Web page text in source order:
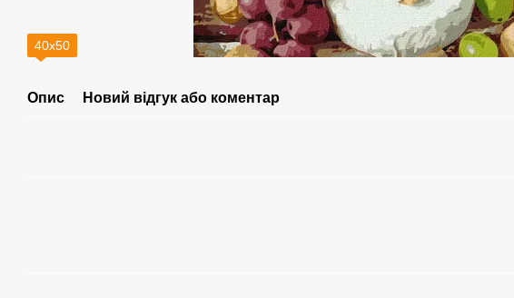
40х50
Опис Новий відгук або коментар